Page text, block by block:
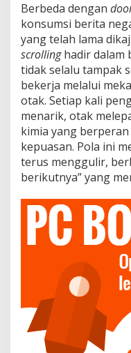
i
M
e
n
a
d
i
A
c
a
m
a
B
a
u
a
t
a
Berbeda dengan
konsumsi berita
yang telah lama
scrollinghadir dalam
tidak selalu tampak
bekerja melalui
otak. Setiap kali
menarik, otak
kimia yang
kepuasan. Pola ini
terus menggulir,
berikutnya” yang